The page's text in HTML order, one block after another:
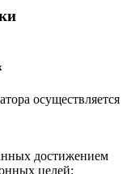
осуществляется
достижением
целей;